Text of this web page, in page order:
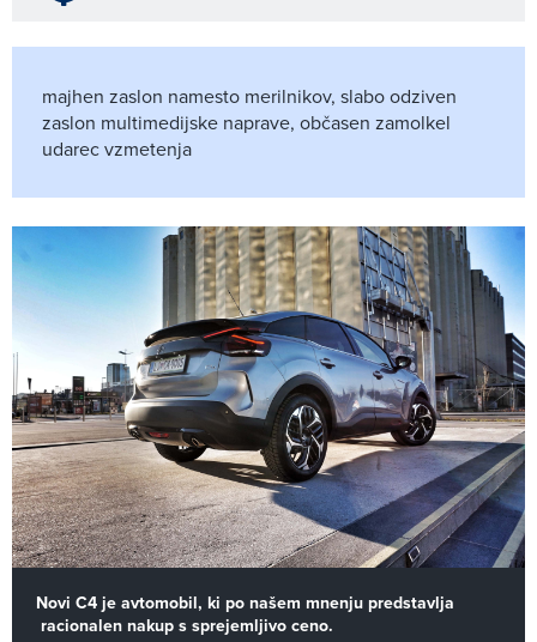
majhen zaslon namesto merilnikov, slabo odziven
zaslon multimedijske naprave, občasen zamolkel
udarec vzmetenja
Novi C4 je avtomobil, ki po našem mnenju predstavlja
racionalen nakup s sprejemljivo ceno.